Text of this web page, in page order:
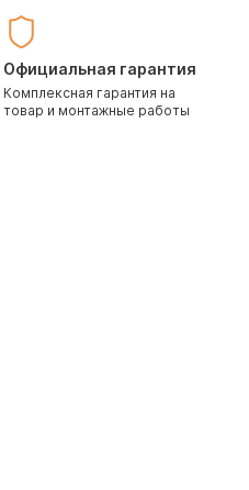
Официальная гарантия
Комплексная гарантия на
товар и монтажные работы